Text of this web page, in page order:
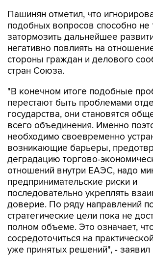
Пашинян отметил, что
подобных вопросов способно не
затормозить дальнейшее
негативно повлиять на
стороны граждан и делового
стран Союза.
"В конечном итоге подобные
перестают быть проблемами
государства, они становятся
всего объединения. Именно
необходимо своевременно
возникающие барьеры,
деградацию торгово-
отношений внутри ЕАЭС, надо
предпринимательские риски и
последовательно укреплять
доверие. По ряду направлений
стратегические цели пока не
полном объеме. Это означает,
сосредоточиться на
уже принятых решений", -